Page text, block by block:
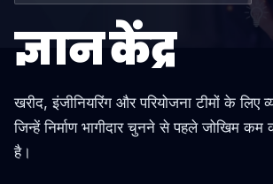
ज्ञान केंद्र
खरीद, इंजीनियरिंग और परियोजना टीमों के लिए
जिन्हें निर्माण भागीदार चुनने से पहले जोखिम
है।